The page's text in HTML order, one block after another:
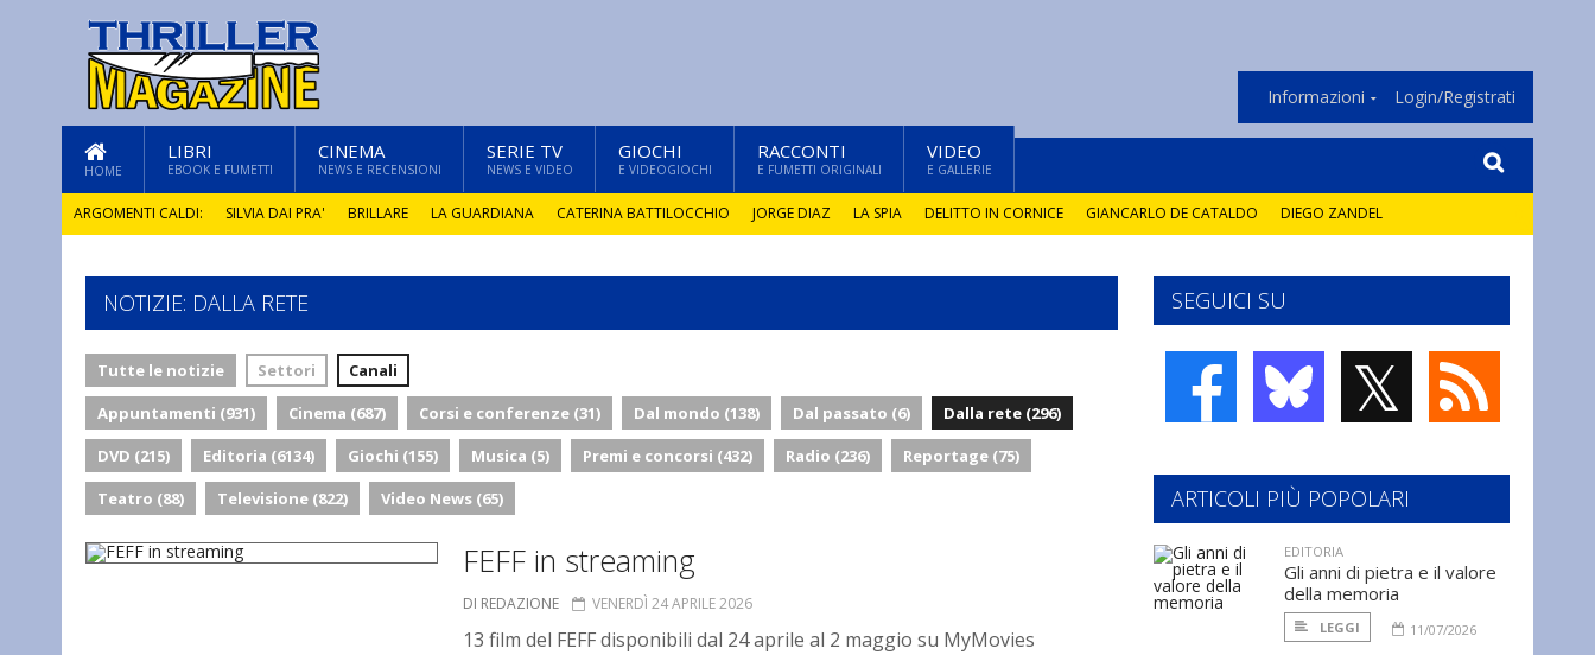
Informazioni Login/Registrati
HOME
LIBRI
EBOOK E FUMETTI
CINEMA
NEWS E RECENSIONI
SERIE TV
NEWS E VIDEO
GIOCHI
E VIDEOGIOCHI
RACCONTI
E FUMETTI ORIGINALI
VIDEO
E GALLERIE
ARGOMENTI CALDI: SILVIA DAI PRA' BRILLARE LA GUARDIANA CATERINA BATTILOCCHIO JORGE DIAZ LA SPIA DELITTO IN CORNICE GIANCARLO DE CATALDO DIEGO ZANDEL
NOTIZIE: DALLA RETE
Tutte le notizie Settori
Canali
Appuntamenti (931)
Cinema (687) Corsi e conferenze (31) Dal mondo (138) Dal passato (6)
Dalla rete (296)
DVD (215)
Editoria (6134) Giochi (155) Musica (5) Premi e concorsi (432) Radio (236)
Reportage (75)
Teatro (88)
Televisione (822) Video News (65)
FEFF in streaming
DI REDAZIONE VENERDÌ 24 APRILE 2026
13 film del FEFF disponibili dal 24 aprile al 2 maggio su MyMovies
SEGUICI SU
𝕏
ARTICOLI PIÙ POPOLARI
EDITORIA
Gli anni di pietra e il valore
della memoria
LEGGI 11/07/2026